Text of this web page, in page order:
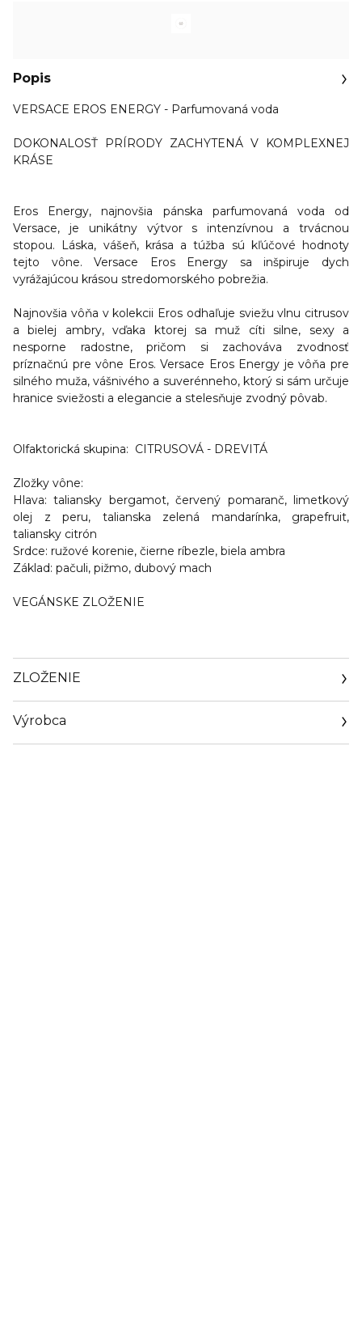
Popis
VERSACE EROS ENERGY - Parfumovaná voda
DOKONALOSŤ PRÍRODY ZACHYTENÁ V KOMPLEXNEJ
KRÁSE
Eros Energy, najnovšia pánska parfumovaná voda od
Versace, je unikátny výtvor s intenzívnou a trvácnou
stopou. Láska, vášeň, krása a túžba sú kľúčové hodnoty
tejto vône. Versace Eros Energy sa inšpiruje dych
vyrážajúcou krásou stredomorského pobrežia.
Najnovšia vôňa v kolekcii Eros odhaľuje sviežu vlnu citrusov
a bielej ambry, vďaka ktorej sa muž cíti silne, sexy a
nesporne radostne, pričom si zachováva zvodnosť
príznačnú pre vône Eros. Versace Eros Energy je vôňa pre
silného muža, vášnivého a suverénneho, ktorý si sám určuje
hranice sviežosti a elegancie a stelesňuje zvodný pôvab.
Olfaktorická skupina: CITRUSOVÁ - DREVITÁ
Zložky vône:
Hlava: taliansky bergamot, červený pomaranč, limetkový
olej z peru, talianska zelená mandarínka, grapefruit,
taliansky citrón
Srdce: ružové korenie, čierne ríbezle, biela ambra
Základ: pačuli, pižmo, dubový mach
VEGÁNSKE ZLOŽENIE
ZLOŽENIE
Výrobca